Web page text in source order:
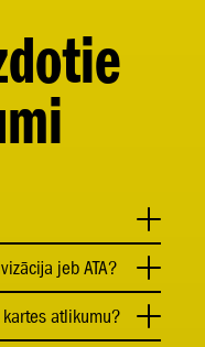
jeb ATA?
atlikumu?